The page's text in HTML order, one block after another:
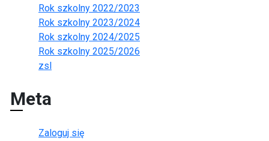
Rok szkolny 2022/2023
Rok szkolny 2023/2024
Rok szkolny 2024/2025
Rok szkolny 2025/2026
zsl
Meta
Zaloguj się